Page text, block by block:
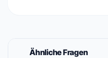
Ähnliche Fragen